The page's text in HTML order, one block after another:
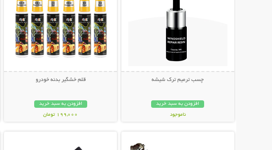
چسب ترمیم ترک شیشه
افزودن به سبد خرید
ناموجود
قلم خشگیر بدنه خودرو
افزودن به سبد خرید
199,000 تومان